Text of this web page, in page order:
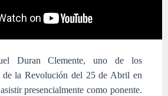
Duran Clemente, uno de los
de la Revolución del 25 de Abril en
presencialmente como ponente.